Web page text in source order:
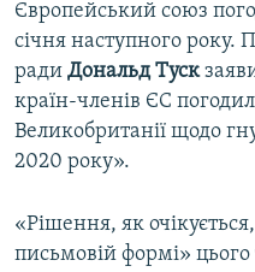
Усі сайти RFE/RL
Європейський союз
січня наступного року.
ради Дональд Туск
країн-членів ЄС
Великобританії щодо
2020 року».
«Рішення, як
письмовій формі»